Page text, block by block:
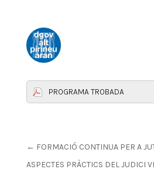
PROGRAMA TROBADA
← FORMACIÓ CONTINUA PER A
ASPECTES PRÀCTICS DEL JUDICI